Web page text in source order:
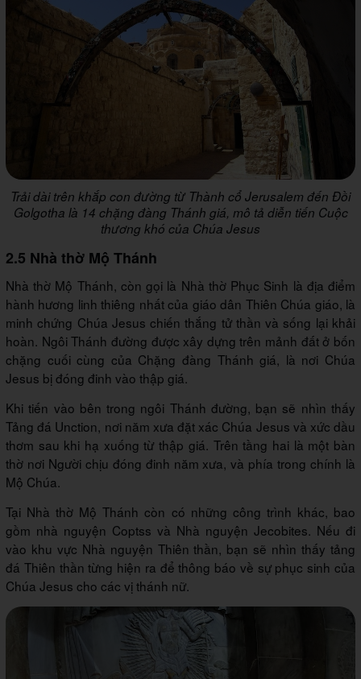
Trải dài trên khắp con đường từ Thành cổ Jerusalem đến Đồi
Golgotha là 14 chặng đàng Thánh giá, mô tả diễn tiến Cuộc
thương khó của Chúa Jesus
2.5 Nhà thờ Mộ Thánh
Nhà thờ Mộ Thánh, còn gọi là Nhà thờ Phục Sinh là địa điểm
hành hương linh thiêng nhất của giáo dân Thiên Chúa giáo, là
minh chứng Chúa Jesus chiến thắng tử thần và sống lại khải
hoàn. Ngôi Thánh đường được xây dựng trên mảnh đất ở bốn
chặng cuối cùng của Chặng đàng Thánh giá, là nơi Chúa
Jesus bị đóng đinh vào thập giá.
Khi tiến vào bên trong ngôi Thánh đường, bạn sẽ nhìn thấy
Tảng đá Unction, nơi năm xưa đặt xác Chúa Jesus và xức dầu
thơm sau khi hạ xuống từ thập giá. Trên tầng hai là một bàn
thờ nơi Người chịu đóng đinh năm xưa, và phía trong chính là
Mộ Chúa.
Tại Nhà thờ Mộ Thánh còn có những công trình khác, bao
gồm nhà nguyện Coptss và Nhà nguyện Jecobites. Nếu đi
vào khu vực Nhà nguyện Thiên thần, bạn sẽ nhìn thấy tảng
đá Thiên thần từng hiện ra để thông báo về sự phục sinh của
Chúa Jesus cho các vị thánh nữ.